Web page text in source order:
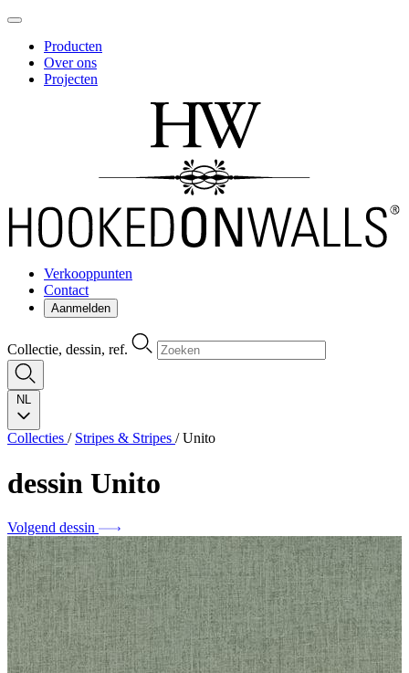
Producten
Over ons
Projecten
Verkooppunten
Contact
Aanmelden
Collectie, dessin, ref.
NL
Collecties / Stripes & Stripes / Unito
dessin Unito
Volgend dessin